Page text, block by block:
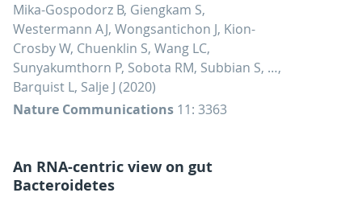
Mika-Gospodorz B, Giengkam S,
Westermann AJ, Wongsantichon J, Kion-
Crosby W, Chuenklin S, Wang LC,
Sunyakumthorn P, Sobota RM, Subbian S, …,
Barquist L, Salje J (2020)
Nature Communications 11: 3363
An RNA-centric view on gut
Bacteroidetes